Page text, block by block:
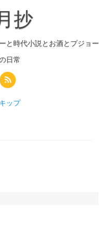
抄
と時代小説とお酒とプジョー
日常
ップ